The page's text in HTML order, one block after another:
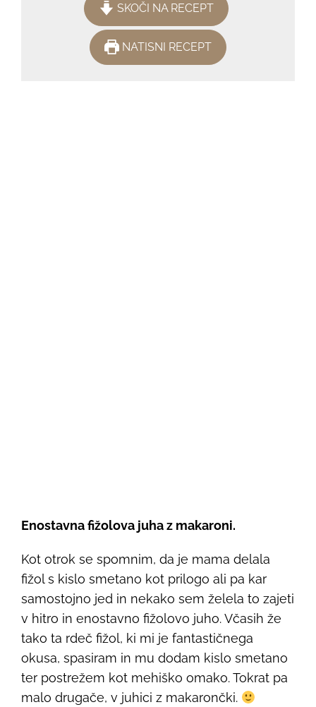
SKOČI NA RECEPT
NATISNI RECEPT
Enostavna fižolova juha z makaroni.
Kot otrok se spomnim, da je mama delala
fižol s kislo smetano kot prilogo ali pa kar
samostojno jed in nekako sem želela to zajeti
v hitro in enostavno fižolovo juho. Včasih že
tako ta rdeč fižol, ki mi je fantastičnega
okusa, spasiram in mu dodam kislo smetano
ter postrežem kot mehiško omako. Tokrat pa
malo drugače, v juhici z makarončki.